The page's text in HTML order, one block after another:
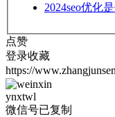
2024seo优化
点赞
登录收藏
https://
ynxtwl
微信号已复制